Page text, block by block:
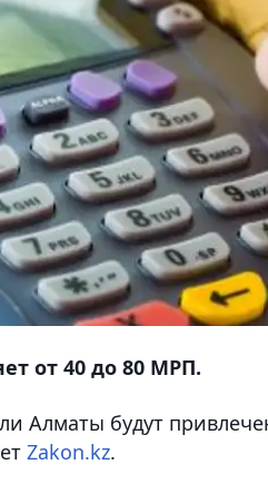
от 40 до 80 МРП.
Алматы будут
Zakon.kz.